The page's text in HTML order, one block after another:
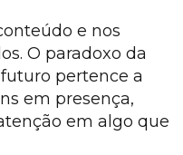
e nos
O paradoxo da
pertence a
em presença,
em algo que